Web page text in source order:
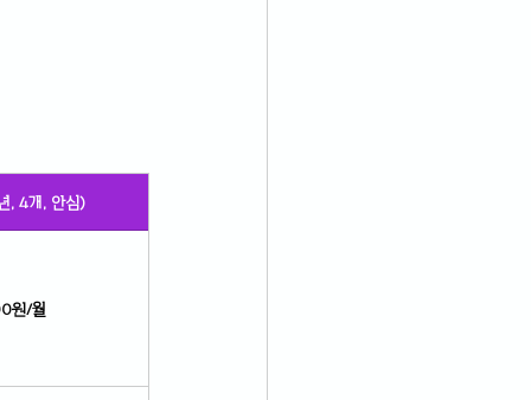
, 4개, 안심)
원/월